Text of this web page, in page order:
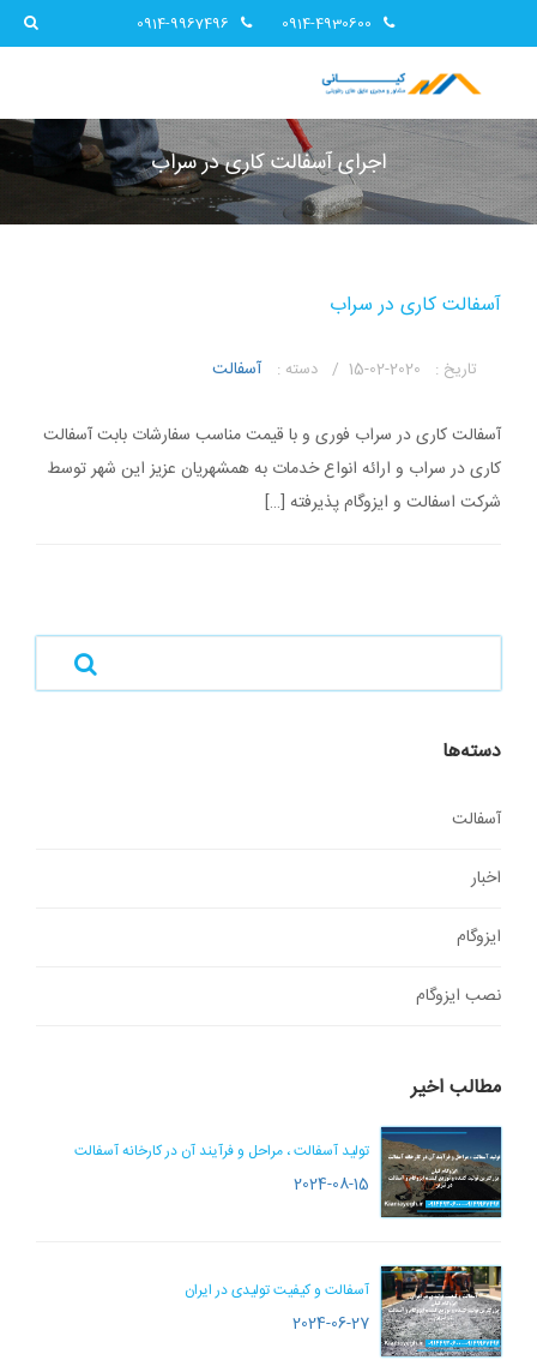
0914-4930600
0914-9967496
اجرای آسفالت کاری در سراب
آسفالت کاری در سراب
تاریخ : دسته : آسفالت
آسفالت کاری در سراب فوری و با قیمت مناسب سفارشات بابت آسفالت
کاری در سراب و ارائه انواع خدمات به همشهریان عزیز این شهر توسط
شرکت اسفالت و ایزوگام پذیرفته […]
دسته‌ها
آسفالت
اخبار
ایزوگام
نصب ایزوگام
مطالب اخیر
تولید آسفالت ، مراحل و فرآیند آن در کارخانه آسفالت
2024-08-15
آسفالت و کیفیت تولیدی در ایران
2024-06-27